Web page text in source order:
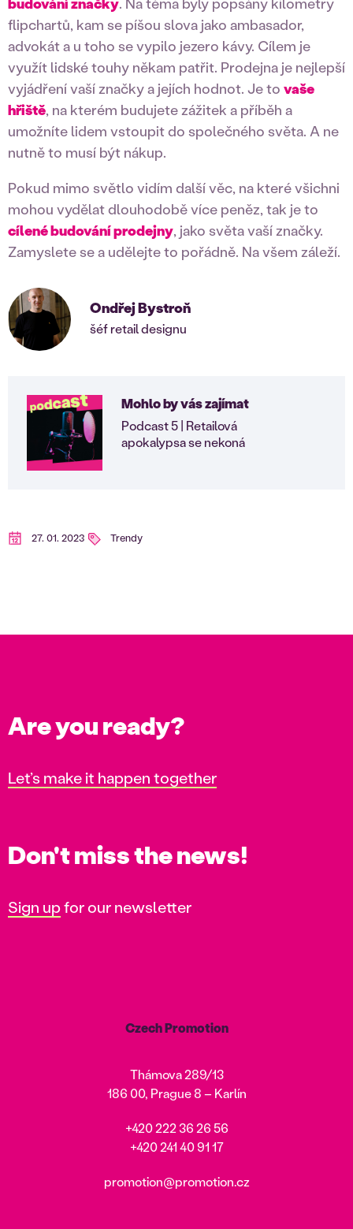
flipchartů, kam se píšou slova jako ambasador,
advokát a u toho se vypilo jezero kávy. Cílem je
využít lidské touhy někam patřit. Prodejna je nejlepší
vyjádření vaší značky a jejích hodnot. Je to vaše
hřiště, na kterém budujete zážitek a příběh a
umožníte lidem vstoupit do společného světa. A ne
nutně to musí být nákup.
Pokud mimo světlo vidím další věc, na které všichni
mohou vydělat dlouhodobě více peněz, tak je to
cílené budování prodejny, jako světa vaší značky.
Zamyslete se a udělejte to pořádně. Na všem záleží.
Ondřej Bystroň
šéf retail designu
Mohlo by vás zajímat
Podcast 5 | Retailová
apokalypsa se nekoná
27. 01. 2023 Trendy
Are you ready?
Let’s make it happen together
Don't miss the news!
Sign upfor our newsletter
Czech Promotion
Thámova 289/13
186 00, Prague 8 – Karlín
+420 222 36 26 56
+420 241 40 91 17
promotion@promotion.cz